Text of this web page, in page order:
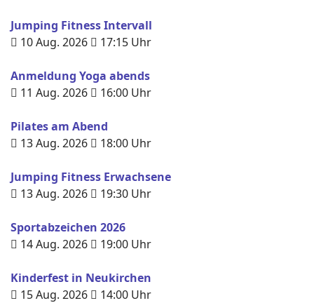
Jumping Fitness Intervall
10 Aug. 2026
17:15 Uhr
Anmeldung Yoga abends
11 Aug. 2026
16:00 Uhr
Pilates am Abend
13 Aug. 2026
18:00 Uhr
Jumping Fitness Erwachsene
13 Aug. 2026
19:30 Uhr
Sportabzeichen 2026
14 Aug. 2026
19:00 Uhr
Kinderfest in Neukirchen
15 Aug. 2026
14:00 Uhr